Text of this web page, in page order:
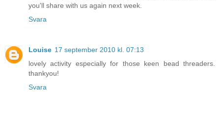
you'll share with us again next week.
Svara
Louise 17 september 2010 kl. 07:13
lovely activity especially for those keen bead threaders.
thankyou!
Svara